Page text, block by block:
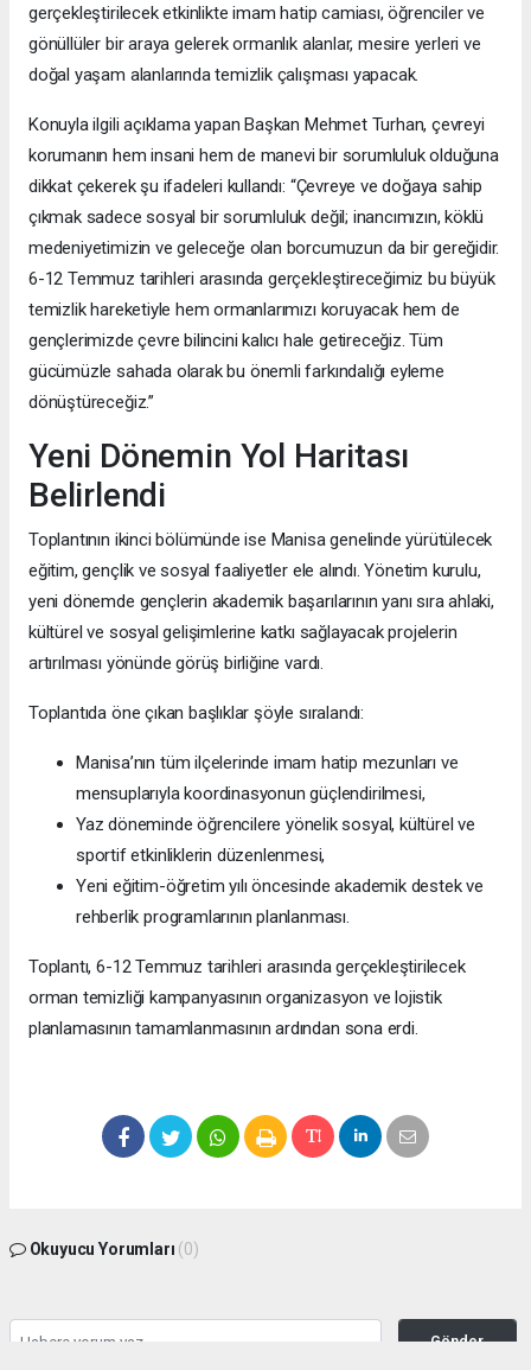
gerçekleştirilecek etkinlikte imam hatip camiası, öğrenciler ve
gönüllüler bir araya gelerek ormanlık alanlar, mesire yerleri ve
doğal yaşam alanlarında temizlik çalışması yapacak.
Konuyla ilgili açıklama yapan Başkan Mehmet Turhan, çevreyi
korumanın hem insani hem de manevi bir sorumluluk olduğuna
dikkat çekerek şu ifadeleri kullandı: “Çevreye ve doğaya sahip
çıkmak sadece sosyal bir sorumluluk değil; inancımızın, köklü
medeniyetimizin ve geleceğe olan borcumuzun da bir gereğidir.
6-12 Temmuz tarihleri arasında gerçekleştireceğimiz bu büyük
temizlik hareketiyle hem ormanlarımızı koruyacak hem de
gençlerimizde çevre bilincini kalıcı hale getireceğiz. Tüm
gücümüzle sahada olarak bu önemli farkındalığı eyleme
dönüştüreceğiz.”
Yeni Dönemin Yol Haritası
Belirlendi
Toplantının ikinci bölümünde ise Manisa genelinde yürütülecek
eğitim, gençlik ve sosyal faaliyetler ele alındı. Yönetim kurulu,
yeni dönemde gençlerin akademik başarılarının yanı sıra ahlaki,
kültürel ve sosyal gelişimlerine katkı sağlayacak projelerin
artırılması yönünde görüş birliğine vardı.
Toplantıda öne çıkan başlıklar şöyle sıralandı:
Manisa’nın tüm ilçelerinde imam hatip mezunları ve
mensuplarıyla koordinasyonun güçlendirilmesi,
Yaz döneminde öğrencilere yönelik sosyal, kültürel ve
sportif etkinliklerin düzenlenmesi,
Yeni eğitim-öğretim yılı öncesinde akademik destek ve
rehberlik programlarının planlanması.
Toplantı, 6-12 Temmuz tarihleri arasında gerçekleştirilecek
orman temizliği kampanyasının organizasyon ve lojistik
planlamasının tamamlanmasının ardından sona erdi.
Okuyucu Yorumları (0)
Gönder